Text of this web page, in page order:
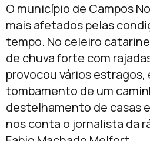
O município de Campos
mais afetados pelas
tempo. No celeiro
de chuva forte com
provocou vários estragos,
tombamento de um
destelhamento de casas
nos conta o jornalista da